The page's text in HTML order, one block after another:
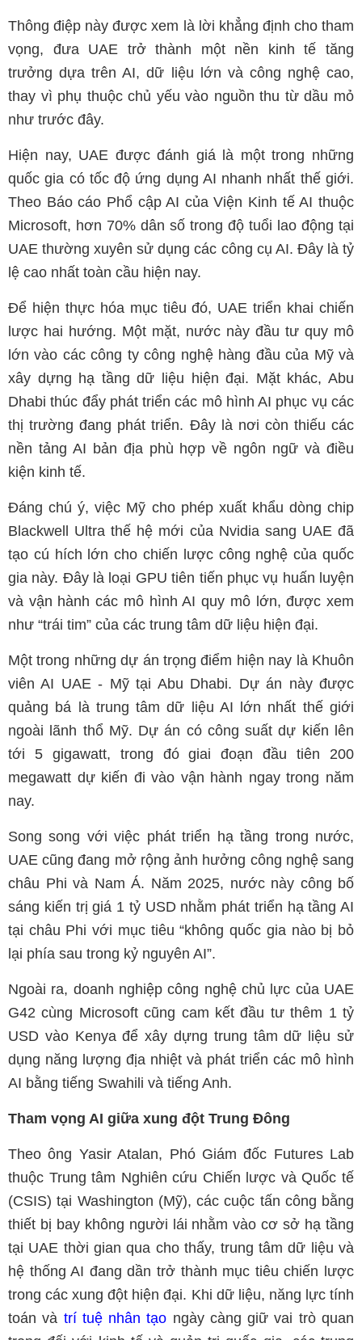
Thông điệp này được xem là lời khẳng định cho tham
vọng, đưa UAE trở thành một nền kinh tế tăng
trưởng dựa trên AI, dữ liệu lớn và công nghệ cao,
thay vì phụ thuộc chủ yếu vào nguồn thu từ dầu mỏ
như trước đây.
Hiện nay, UAE được đánh giá là một trong những
quốc gia có tốc độ ứng dụng AI nhanh nhất thế giới.
Theo Báo cáo Phổ cập AI của Viện Kinh tế AI thuộc
Microsoft, hơn 70% dân số trong độ tuổi lao động tại
UAE thường xuyên sử dụng các công cụ AI. Đây là tỷ
lệ cao nhất toàn cầu hiện nay.
Để hiện thực hóa mục tiêu đó, UAE triển khai chiến
lược hai hướng. Một mặt, nước này đầu tư quy mô
lớn vào các công ty công nghệ hàng đầu của Mỹ và
xây dựng hạ tầng dữ liệu hiện đại. Mặt khác, Abu
Dhabi thúc đẩy phát triển các mô hình AI phục vụ các
thị trường đang phát triển. Đây là nơi còn thiếu các
nền tảng AI bản địa phù hợp về ngôn ngữ và điều
kiện kinh tế.
Đáng chú ý, việc Mỹ cho phép xuất khẩu dòng chip
Blackwell Ultra thế hệ mới của Nvidia sang UAE đã
tạo cú hích lớn cho chiến lược công nghệ của quốc
gia này. Đây là loại GPU tiên tiến phục vụ huấn luyện
và vận hành các mô hình AI quy mô lớn, được xem
như “trái tim” của các trung tâm dữ liệu hiện đại.
Một trong những dự án trọng điểm hiện nay là Khuôn
viên AI UAE - Mỹ tại Abu Dhabi. Dự án này được
quảng bá là trung tâm dữ liệu AI lớn nhất thế giới
ngoài lãnh thổ Mỹ. Dự án có công suất dự kiến lên
tới 5 gigawatt, trong đó giai đoạn đầu tiên 200
megawatt dự kiến đi vào vận hành ngay trong năm
nay.
Song song với việc phát triển hạ tầng trong nước,
UAE cũng đang mở rộng ảnh hưởng công nghệ sang
châu Phi và Nam Á. Năm 2025, nước này công bố
sáng kiến trị giá 1 tỷ USD nhằm phát triển hạ tầng AI
tại châu Phi với mục tiêu “không quốc gia nào bị bỏ
lại phía sau trong kỷ nguyên AI”.
Ngoài ra, doanh nghiệp công nghệ chủ lực của UAE
G42 cùng Microsoft cũng cam kết đầu tư thêm 1 tỷ
USD vào Kenya để xây dựng trung tâm dữ liệu sử
dụng năng lượng địa nhiệt và phát triển các mô hình
AI bằng tiếng Swahili và tiếng Anh.
Tham vọng AI giữa xung đột Trung Đông
Theo ông Yasir Atalan, Phó Giám đốc Futures Lab
thuộc Trung tâm Nghiên cứu Chiến lược và Quốc tế
(CSIS) tại Washington (Mỹ), các cuộc tấn công bằng
thiết bị bay không người lái nhằm vào cơ sở hạ tầng
tại UAE thời gian qua cho thấy, trung tâm dữ liệu và
hệ thống AI đang dần trở thành mục tiêu chiến lược
trong các xung đột hiện đại. Khi dữ liệu, năng lực tính
toán và trí tuệ nhân tạo ngày càng giữ vai trò quan